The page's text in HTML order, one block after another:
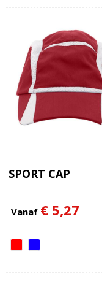
SPORT CAP
Vanaf € 5,27